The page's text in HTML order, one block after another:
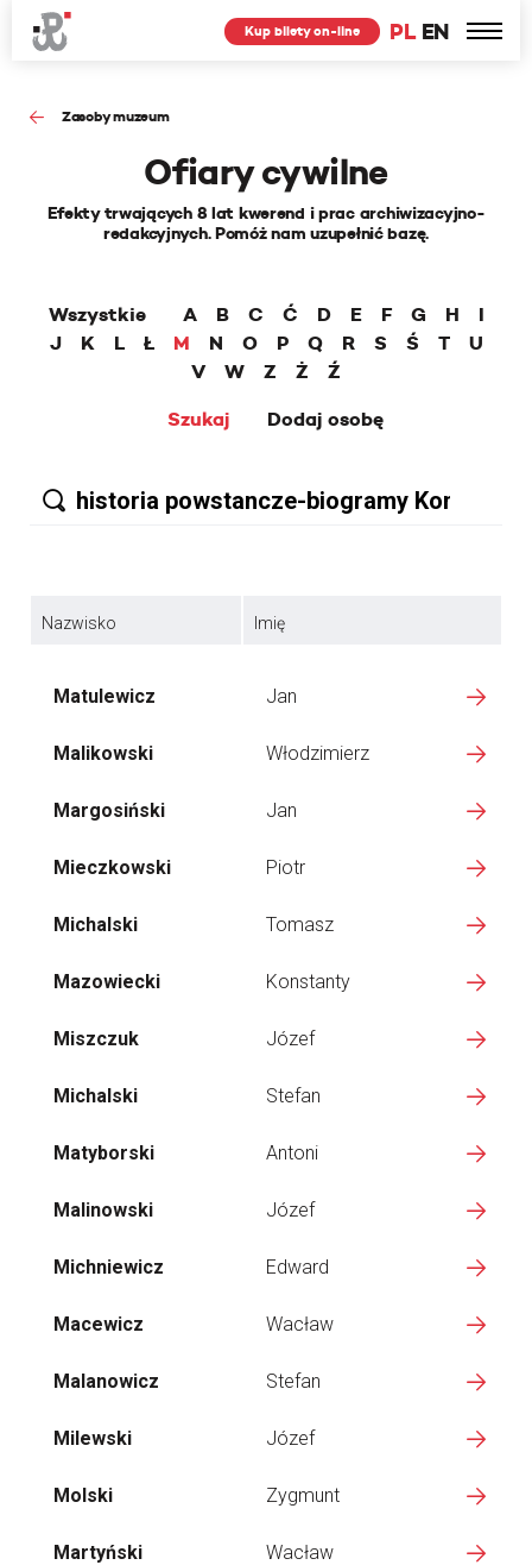
PL EN
Kup bilety on-line
Zasoby muzeum
Ofiary cywilne
Efekty trwających 8 lat kwerend i prac archiwizacyjno-
redakcyjnych. Pomóż nam uzupełnić bazę.
Wszystkie A B C Ć D E F G H
I
J
K L Ł M N O P Q R S Ś T
U
V
W Z Ż
Ź
Szukaj
Dodaj osobę
Nazwisko Imię
Matulewicz Jan
Malikowski Włodzimierz
Margosiński Jan
Mieczkowski Piotr
Michalski Tomasz
Mazowiecki Konstanty
Miszczuk Józef
Michalski Stefan
Matyborski Antoni
Malinowski Józef
Michniewicz Edward
Macewicz Wacław
Malanowicz Stefan
Milewski Józef
Molski Zygmunt
Martyński Wacław